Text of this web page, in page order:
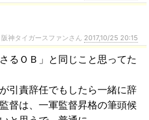
神タイガースファンさん 2017,10/25 20:15
るＯＢ」と同じこと思ってた
引責辞任でもしたら一緒に辞
督は、一軍監督昇格の筆頭候